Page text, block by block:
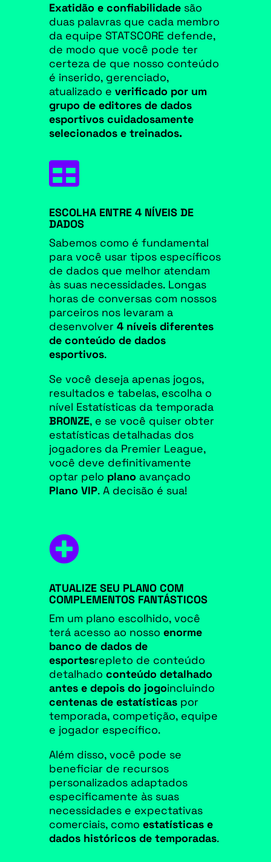
Exatidão e confiabilidadesão
duas palavras que cada membro
da equipe STATSCORE defende,
de modo que você pode ter
certeza de que nosso conteúdo
é inserido, gerenciado,
atualizado e verificado por um
grupo de editores de dados
esportivos cuidadosamente
selecionados e treinados.

ESCOLHA ENTRE 4 NÍVEIS DE
DADOS
Sabemos como é fundamental
para você usar tipos específicos
de dados que melhor atendam
às suas necessidades. Longas
horas de conversas com nossos
parceiros nos levaram a
desenvolver 4 níveis diferentes
de conteúdo de dados
esportivos.
Se você deseja apenas jogos,
resultados e tabelas, escolha o
nível Estatísticas da temporada
BRONZE, e se você quiser obter
estatísticas detalhadas dos
jogadores da Premier League,
você deve definitivamente
optar pelo planoavançado
Plano VIP. A decisão é sua!

ATUALIZE SEU PLANO COM
COMPLEMENTOS FANTÁSTICOS
Em um plano escolhido, você
terá acesso ao nosso enorme
banco de dados de
esportesrepleto de conteúdo
detalhado conteúdo detalhado
antes e depois do jogoincluindo
centenas de estatísticaspor
temporada, competição, equipe
e jogador específico.
Além disso, você pode se
beneficiar de recursos
personalizados adaptados
especificamente às suas
necessidades e expectativas
comerciais, como estatísticas e
dados históricos de temporadas.